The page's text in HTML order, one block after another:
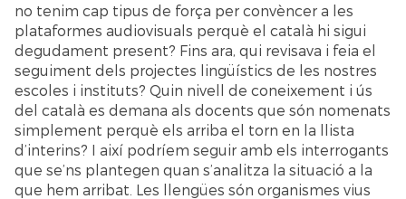
no tenim cap tipus de força per convèncer a les
plataformes audiovisuals perquè el català hi sigui
degudament present? Fins ara, qui revisava i feia el
seguiment dels projectes lingüístics de les nostres
escoles i instituts? Quin nivell de coneixement i ús
del català es demana als docents que són nomenats
simplement perquè els arriba el torn en la llista
d’interins? I així podríem seguir amb els interrogants
que se’ns plantegen quan s’analitza la situació a la
que hem arribat. Les llengües són organismes vius